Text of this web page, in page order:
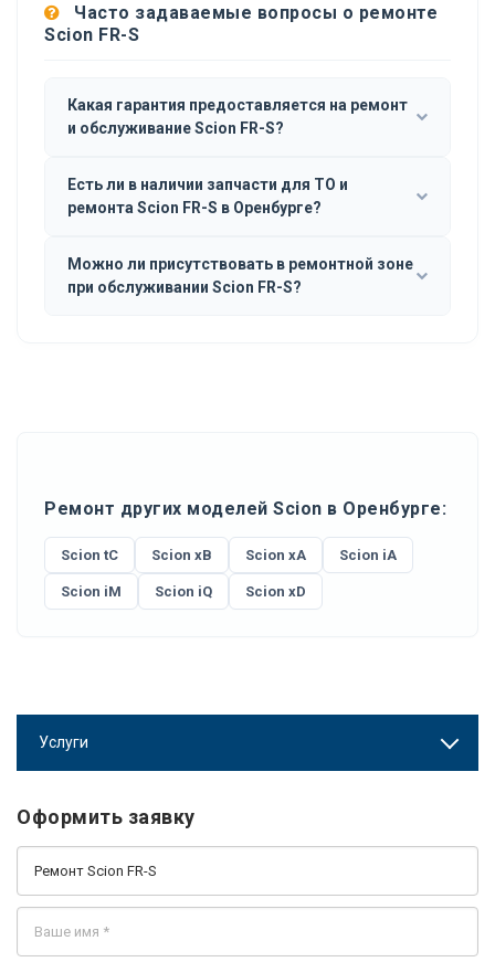
Часто задаваемые вопросы о ремонте
Scion FR-S
Какая гарантия предоставляется на ремонт
и обслуживание Scion FR-S?
Есть ли в наличии запчасти для ТО и
ремонта Scion FR-S в Оренбурге?
Можно ли присутствовать в ремонтной зоне
при обслуживании Scion FR-S?
Ремонт других моделей Scion в Оренбурге:
Scion tC Scion xB Scion xA Scion iA
Scion iM Scion iQ Scion xD
Услуги
Оформить заявку